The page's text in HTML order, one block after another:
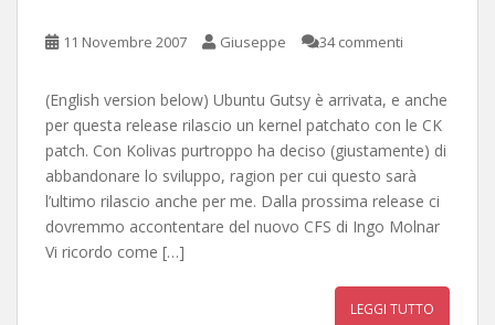
11 Novembre 2007 Giuseppe 34 commenti
(English version below) Ubuntu Gutsy è arrivata, e anche
per questa release rilascio un kernel patchato con le CK
patch. Con Kolivas purtroppo ha deciso (giustamente) di
abbandonare lo sviluppo, ragion per cui questo sarà
l’ultimo rilascio anche per me. Dalla prossima release ci
dovremmo accontentare del nuovo CFS di Ingo Molnar
Vi ricordo come […]
LEGGI TUTTO